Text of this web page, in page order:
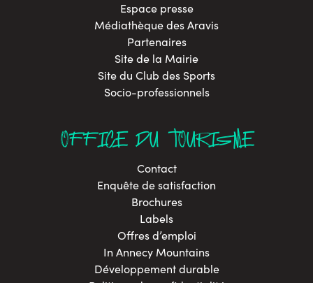
Espace presse
Médiathèque des Aravis
Partenaires
Site de la Mairie
Site du Club des Sports
Socio-professionnels
OFFICE DU TOURISME
Contact
Enquête de satisfaction
Brochures
Labels
Offres d’emploi
In Annecy Mountains
Développement durable